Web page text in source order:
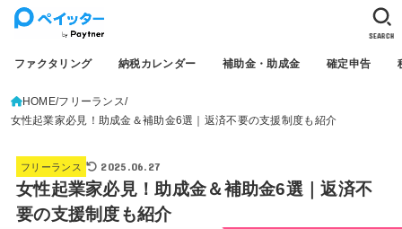
ファクタリング 納税カレンダー 補助金・助成金 確定申告
SEARCH
HOME フリーランス
女性起業家必見！助成金＆補助金6選｜返済不要の支援制度も紹介
フリーランス 2025.06.27
女性起業家必見！助成金＆補助金6選｜返済不
要の支援制度も紹介